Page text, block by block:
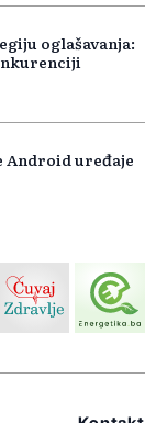
oglašavanja:
Android uređaje